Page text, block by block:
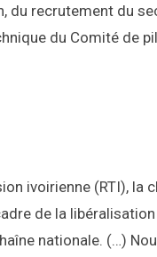
du recrutement du
du Comité de
ivoirienne (RTI), la
de la
nationale. (…)